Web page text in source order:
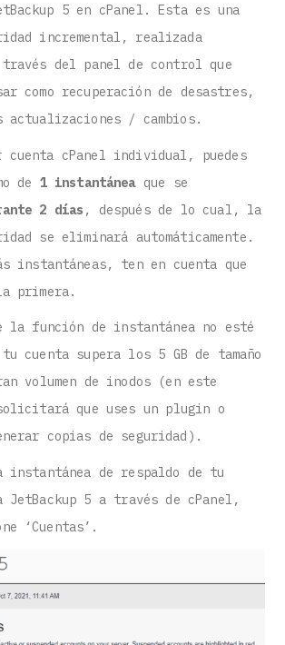
5 en cPanel. Esta es una
incremental, realizada
través del panel de control que
como recuperación de desastres,
actualizaciones / cambios.
cuenta cPanel individual, puedes
de 1 instantáneaque se
2 días , después de lo cual, la
se eliminará automáticamente.
instantáneas, ten en cuenta que
primera.
la función de instantánea no esté
cuenta supera los 5 GB de tamaño
volumen de inodos (en este
que uses un plugin o
copias de seguridad).
instantánea de respaldo de tu
JetBackup 5 a través de cPanel,
‘Cuentas’.